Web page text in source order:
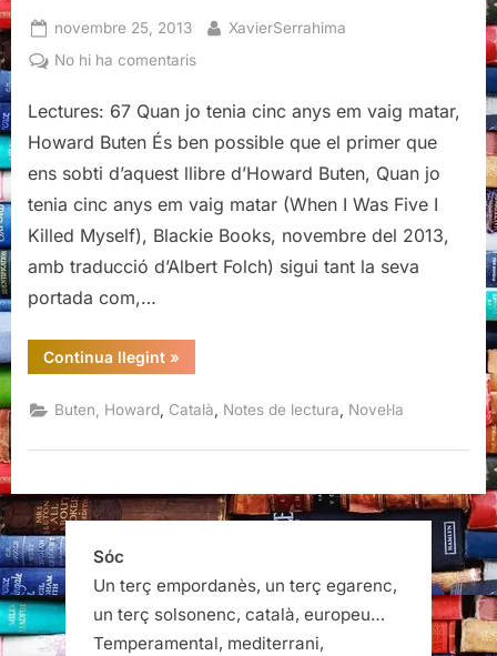
Posted
on
novembre 25, 2013 By
XavierSerrahima
No hi ha comentarisa
jo
tenia
anys
em
vaig
matar,
Lectures: 67 Quan jo tenia cinc anys em vaig matar,
Howard Buten És ben possible que el primer que
ens sobti d’aquest llibre d’Howard Buten, Quan jo
tenia cinc anys em vaig matar (When I Was Five I
Killed Myself), Blackie Books, novembre del 2013,
amb traducció d’Albert Folch) sigui tant la seva
portada com,…
Continua llegint“Quan
jo
cinc
anys
vaig
Buten”
»
Buten, Howard Català Notes de lectura Novel·la
Sóc
Un terç empordanès, un terç egarenc,
un terç solsonenc, català, europeu…
Temperamental, mediterrani,